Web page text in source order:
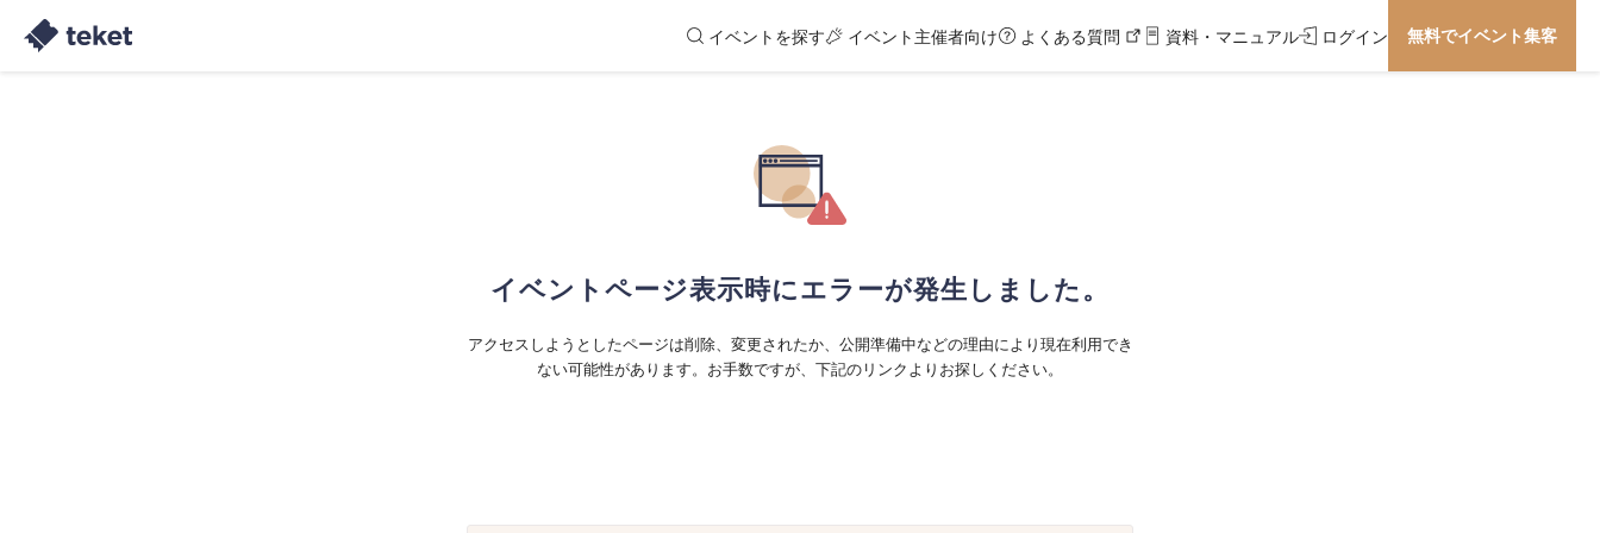
イベントを探す イベント主催者向け よくある質問 資料・マニュアル ログイン 無料でイベント集客
イベントページ表示時にエラーが発生しました。
アクセスしようとしたページは削除、変更されたか、公開準備中などの理由により現在利用でき
ない可能性があります。お手数ですが、下記のリンクよりお探しください。